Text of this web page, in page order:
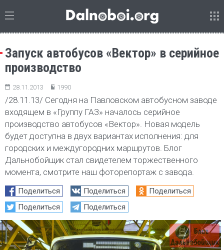
Запуск автобусов «Вектор» в серийное
производство
28.11.2013 1990
/28.11.13/ Сегодня на Павловском автобусном заводе
входящем в «Группу ГАЗ» началось серийное
производство автобусов «Вектор». Новая модель
будет доступна в двух вариантах исполнения: для
городских и междугородних маршрутов. Блог
Дальнобойщик стал свидетелем торжественного
момента, смотрите наш фоторепортаж с завода.
Поделиться Поделиться
Поделиться
Поделиться
Поделиться